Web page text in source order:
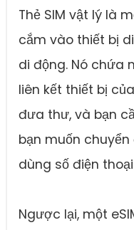
Thẻ SIM vật lý là
cắm vào thiết bị
di động. Nó chứa
liên kết thiết bị
đưa thư, và bạn
bạn muốn
dùng số điện
Ngược lại, một